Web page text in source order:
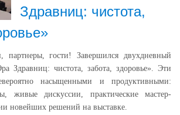
Здравниц: чистота,
партнеры, гости! Завершился двухдневный
Здравниц: чистота, забота, здоровье». Эти
насыщенными и продуктивными:
живые дискуссии, практические мастер-
новейших решений на выставке.